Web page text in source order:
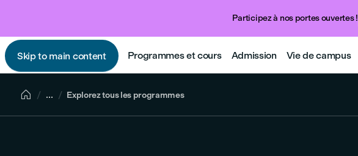
Participez à nos portes ouvertes !
Skip to main content Programmes et cours Admission Vie de campus
 ... Explorez tous les programmes